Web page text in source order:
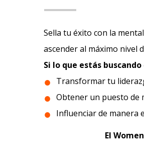
Sella tu éxito con la
ascender al máximo nivel
Si lo que estás buscando
Transformar tu
Obtener un puesto de
Influenciar de manera
El